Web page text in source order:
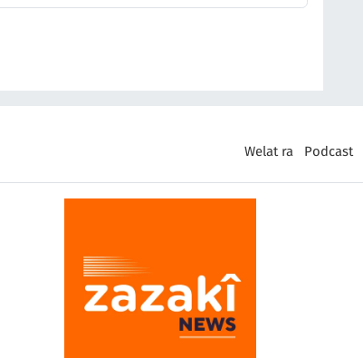
Welat ra Podcast